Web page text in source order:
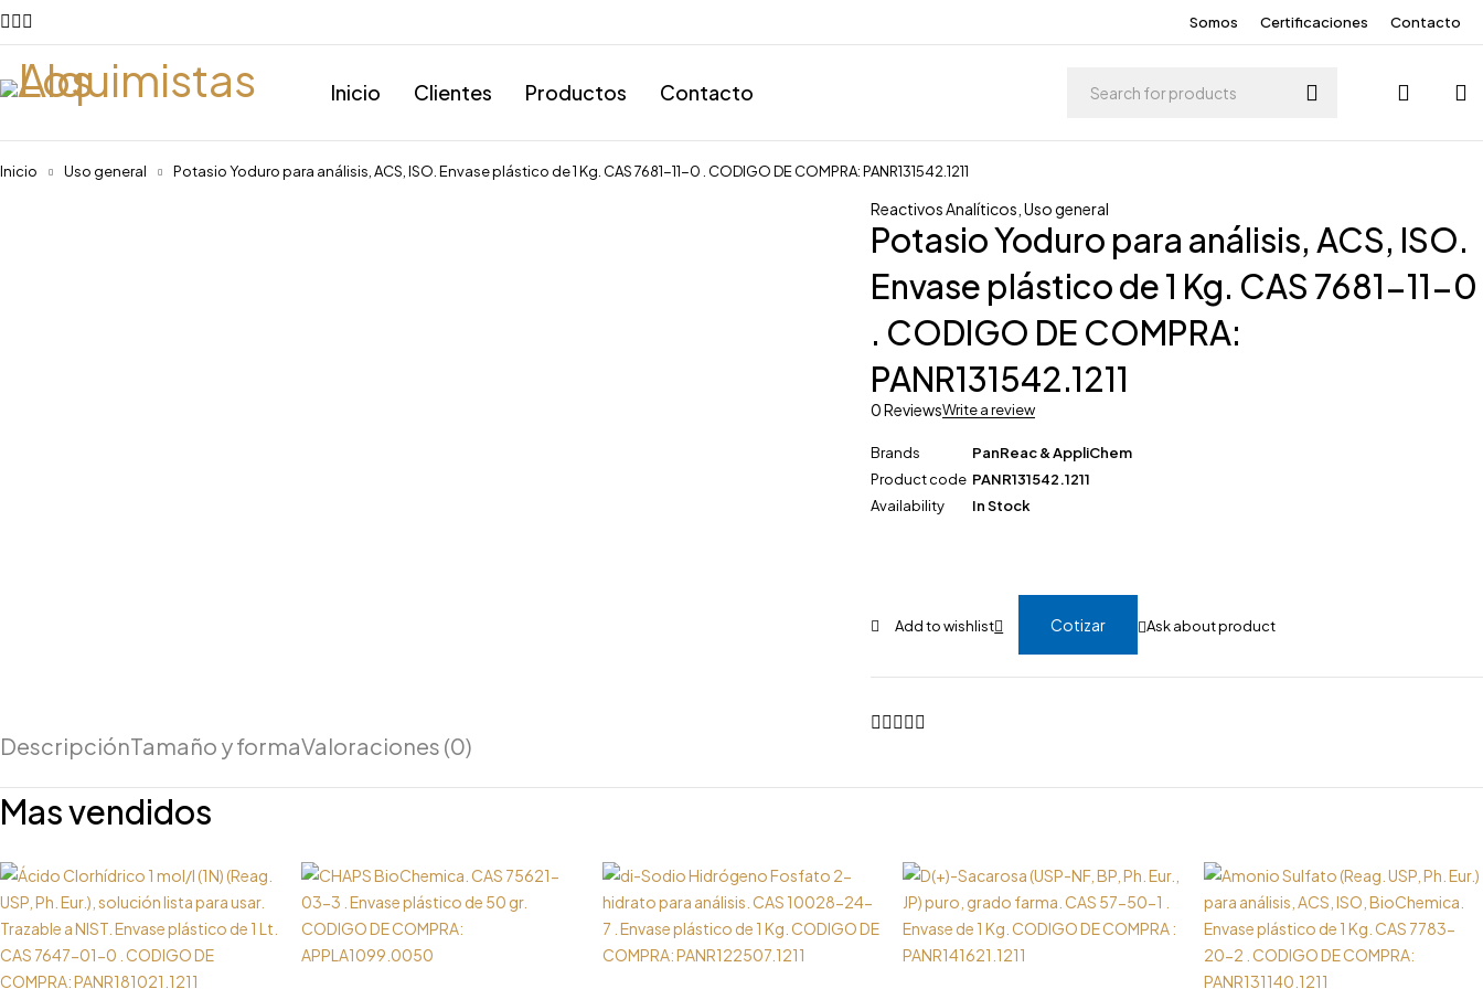
Somos Certificaciones Contacto
Inicio Clientes Productos Contacto
Inicio Uso general Potasio Yoduro para análisis, ACS, ISO. Envase plástico de 1 Kg. CAS 7681-11-0 . CODIGO DE COMPRA: PANR131542.1211
Reactivos Analíticos ,Uso general
Potasio Yoduro para análisis, ACS, ISO.
Envase plástico de 1 Kg. CAS 7681-11-0
. CODIGO DE COMPRA:
PANR131542.1211
0 ReviewsWrite a review
Brands
PanReac & AppliChem
Product code PANR131542.1211
Availability
In Stock
Cotizar Ask about product
DescripciónTamaño y formaValoraciones (0)
Mas vendidos